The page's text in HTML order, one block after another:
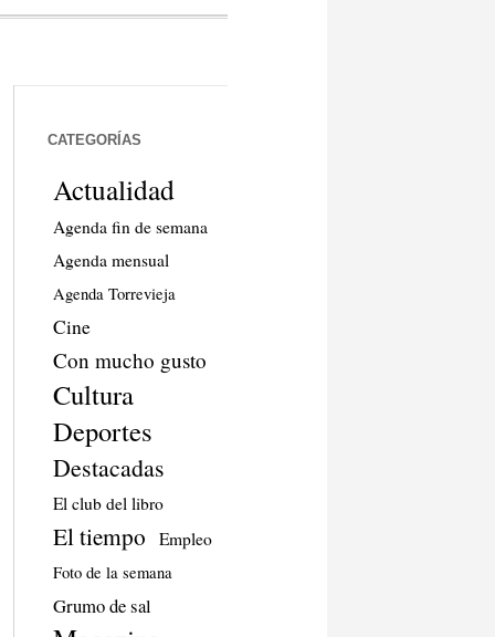
CATEGORÍAS
Actualidad
Agenda fin de semana
Agenda mensual
Agenda Torrevieja
Cine
Con mucho gusto
Cultura
Deportes
Destacadas
El club del libro
El tiempo Empleo
Foto de la semana
Grumo de sal